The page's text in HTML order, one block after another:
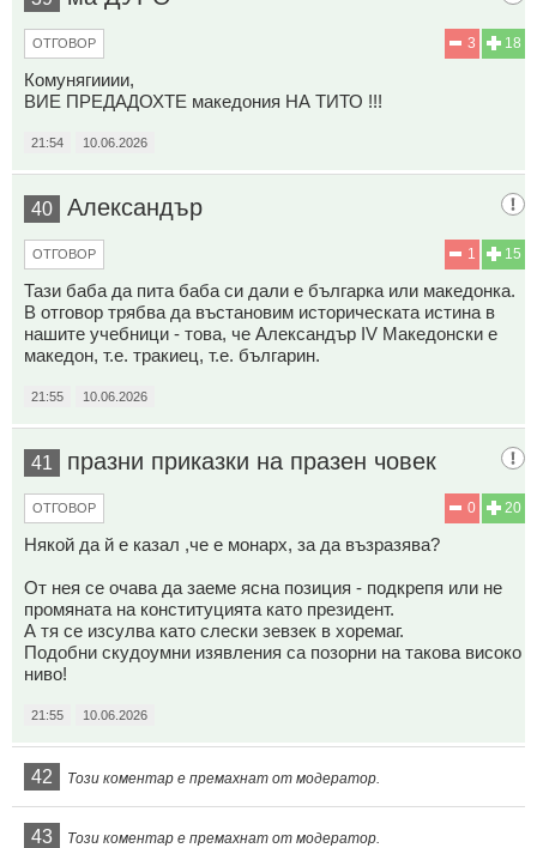
18
3
ОТГОВОР
Комунягииии,
ВИЕ ПРЕДАДОХТЕ македония НА ТИТО !!!
21:54 10.06.2026
40 Александър
15
1
ОТГОВОР
Тази баба да пита баба си дали е българка или македонка.
В отговор трябва да въстановим историческата истина в
нашите учебници - това, че Александър IV Македонски е
македон, т.е. тракиец, т.е. българин.
21:55 10.06.2026
41 празни приказки на празен човек
20
0
ОТГОВОР
Някой да й е казал ,че е монарх, за да възразява?
От нея се очава да заеме ясна позиция - подкрепя или не
промяната на конституцията като президент.
А тя се изсулва като слески зевзек в хоремаг.
Подобни скудоумни изявления са позорни на такова високо
ниво!
21:55 10.06.2026
42 Този коментар е премахнат от модератор.
43 Този коментар е премахнат от модератор.